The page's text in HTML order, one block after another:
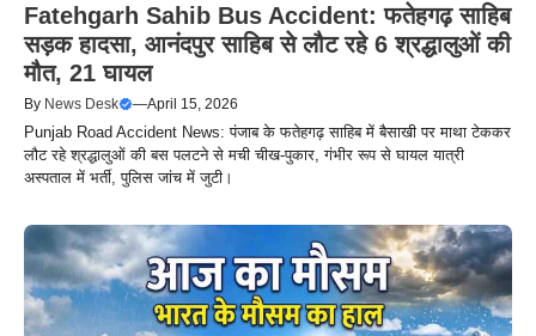
Fatehgarh Sahib Bus Accident: फतेहगढ़ साहिब
सड़क हादसा, आनंदपुर साहिब से लौट रहे 6 श्रद्धालुओं की
मौत, 21 घायल
By News Desk —April 15, 2026
Punjab Road Accident News: पंजाब के फतेहगढ़ साहिब में बैसाखी पर माथा टेककर
लौट रहे श्रद्धालुओं की बस पलटने से मची चीख-पुकार, गंभीर रूप से घायल यात्री
अस्पताल में भर्ती, पुलिस जांच में जुटी।